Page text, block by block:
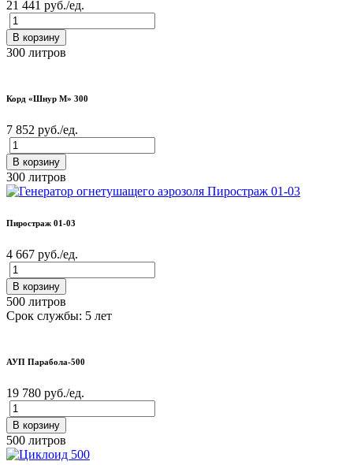
21 441 руб./ед.
В корзину
300 литров
Корд «Шнур М» 300
7 852 руб./ед.
В корзину
300 литров
Пиростраж 01-03
4 667 руб./ед.
В корзину
500 литров
Срок службы: 5 лет
АУП Парабола-500
19 780 руб./ед.
В корзину
500 литров